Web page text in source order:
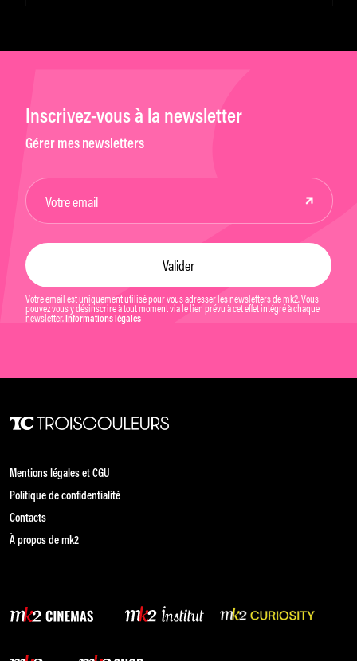
Inscrivez-vous à la newsletter
Gérer mes newsletters
Votre email est uniquement utilisé pour vous adresser les newsletters de mk2. Vous
pouvez vous y désinscrire à tout moment via le lien prévu à cet effet intégré à chaque
newsletter. Informations légales
Mentions légales et CGU
Politique de confidentialité
Contacts
À propos de mk2